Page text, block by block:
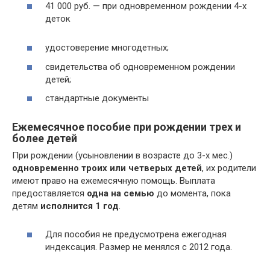
41 000 руб. — при одновременном рождении 4-х
деток
удостоверение многодетных;
свидетельства об одновременном рождении
детей;
стандартные документы
Ежемесячное пособие при рождении трех и
более детей
При рождении (усыновлении в возрасте до 3-х мес.)
одновременно троих или четверых детей, их родители
имеют право на ежемесячную помощь. Выплата
предоставляется одна на семью до момента, пока
детям исполнится 1 год.
Для пособия не предусмотрена ежегодная
индексация. Размер не менялся с 2012 года.